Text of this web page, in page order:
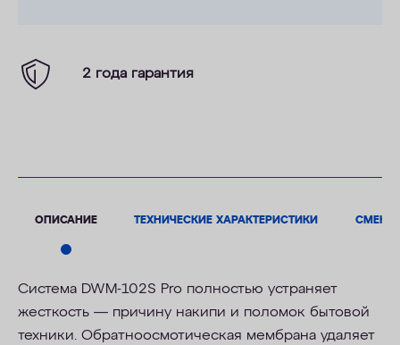
2 года гарантия
ОПИСАНИЕ ТЕХНИЧЕСКИЕ ХАРАКТЕРИСТИКИ
Система DWM-102S Pro полностью устраняет
жесткость — причину накипи и поломок бытовой
техники. Обратноосмотическая мембрана удаляет